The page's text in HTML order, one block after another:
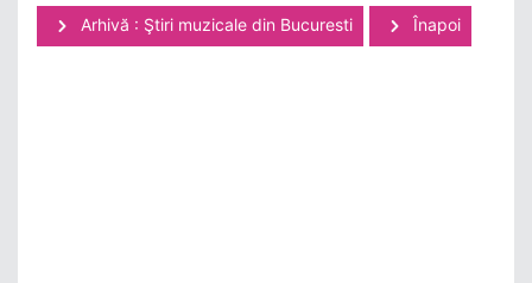
Arhivă : Ştiri muzicale din Bucuresti Înapoi